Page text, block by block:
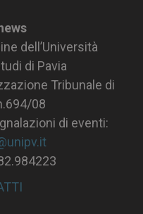
dell’Università
di Pavia
Tribunale di
08
di eventi: